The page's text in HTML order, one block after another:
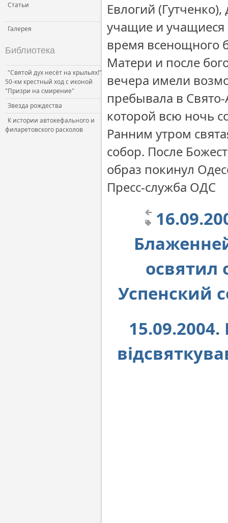
Статьи
Галерея
Библиотека
"Святой дух несёт на крыльях!"
50-км крестный ход с иконой
"Призри на смирение"
Звезда рождества
К истории автокефального и
филаретовского расколов
Евлогий
учащие и
время всенощного
Матери и после
вечера имели
пребывала в
которой всю ночь
Ранним утром
собор. После
образ покинул
Пресс-служба ОДС
освятил
Успенский